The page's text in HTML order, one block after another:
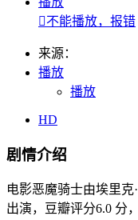
不能播放，报错
来源：
播放
播放
HD
剧情介绍
电影恶魔骑士由埃里克
出演，豆瓣评分6.0 分